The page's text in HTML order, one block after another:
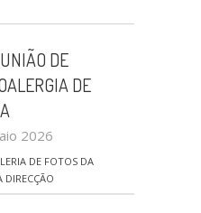
DE
DE
2026
DE FOTOS DA
DIRECÇÃO